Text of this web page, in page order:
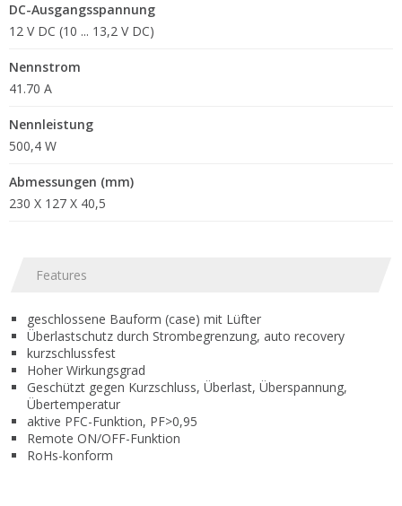
DC-Ausgangsspannung
12 V DC (10 ... 13,2 V DC)
Nennstrom
41.70 A
Nennleistung
500,4 W
Abmessungen (mm)
230 X 127 X 40,5
Features
geschlossene Bauform (case) mit Lüfter
Überlastschutz durch Strombegrenzung, auto recovery
kurzschlussfest
Hoher Wirkungsgrad
Geschützt gegen Kurzschluss, Überlast, Überspannung,
Übertemperatur
aktive PFC-Funktion, PF>0,95
Remote ON/OFF-Funktion
RoHs-konform